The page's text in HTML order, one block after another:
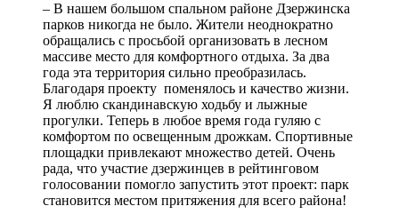
– В нашем большом спальном районе Дзержинска
парков никогда не было. Жители неоднократно
обращались с просьбой организовать в лесном
массиве место для комфортного отдыха. За два
года эта территория сильно преобразилась.
Благодаря проекту поменялось и качество жизни.
Я люблю скандинавскую ходьбу и лыжные
прогулки. Теперь в любое время года гуляю с
комфортом по освещенным дрожкам. Спортивные
площадки привлекают множество детей. Очень
рада, что участие дзержинцев в рейтинговом
голосовании помогло запустить этот проект: парк
становится местом притяжения для всего района!